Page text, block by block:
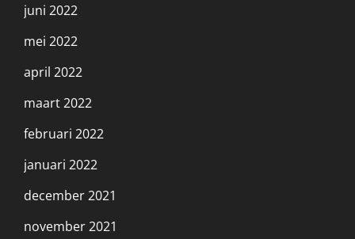
juni 2022
mei 2022
april 2022
maart 2022
februari 2022
januari 2022
december 2021
november 2021